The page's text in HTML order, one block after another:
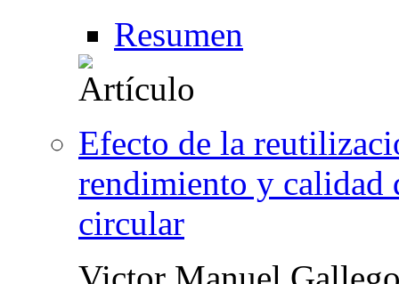
Resumen
Efecto de la
rendimiento y calidad
circular